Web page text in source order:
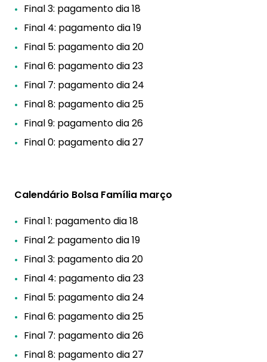
Final 3: pagamento dia 18
Final 4: pagamento dia 19
Final 5: pagamento dia 20
Final 6: pagamento dia 23
Final 7: pagamento dia 24
Final 8: pagamento dia 25
Final 9: pagamento dia 26
Final 0: pagamento dia 27
Calendário Bolsa Família março
Final 1: pagamento dia 18
Final 2: pagamento dia 19
Final 3: pagamento dia 20
Final 4: pagamento dia 23
Final 5: pagamento dia 24
Final 6: pagamento dia 25
Final 7: pagamento dia 26
Final 8: pagamento dia 27